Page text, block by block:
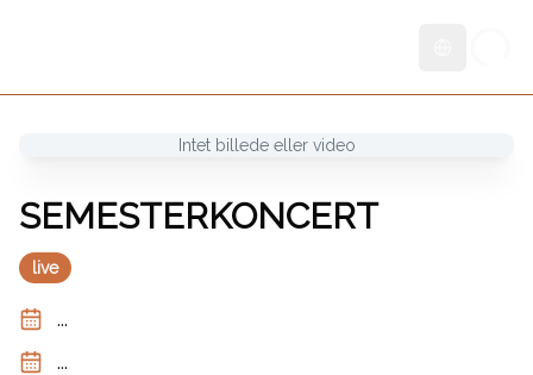
Intet billede eller video
SEMESTERKONCERT
live
...
...